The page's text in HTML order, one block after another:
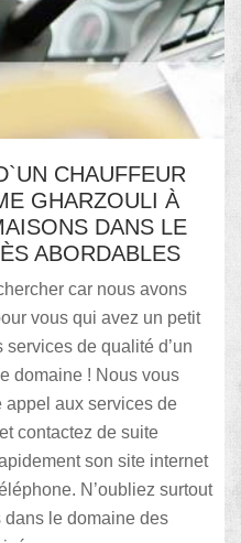
CHAUFFEUR
GHARZOULI À
DANS LE
ABORDABLES
car nous avons
vous qui avez un petit
de qualité d’un
domaine ! Nous vous
aux services de
contactez de suite
son site internet
N’oubliez surtout
dans le domaine des